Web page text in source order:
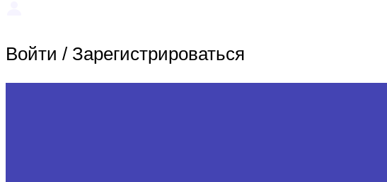
Войти / Зарегистрироваться